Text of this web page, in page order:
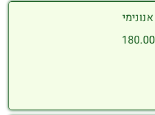
אנונימי
180.00